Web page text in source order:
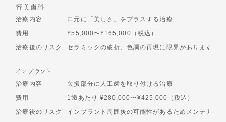
審美歯科
治療内容
口元に「美しさ」をプラスする治療
費用
¥55,000〜¥165,000（税込）
治療後のリスク
セラミックの破折、色調の再現に限界があります
インプラント
治療内容
欠損部分に人工歯を取り付ける治療
費用
1歯あたり ¥280,000〜¥425,000（税込）
治療後のリスク
インプラント周囲炎の可能性があるためメンテナン